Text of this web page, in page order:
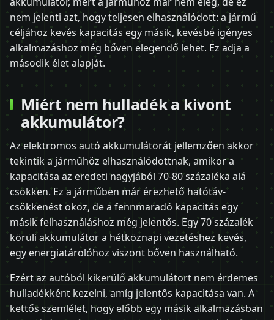
nem jelenti azt, hogy teljesen elhasználódott: a jármű
céljához kevés kapacitás egy másik, kevésbé igényes
alkalmazáshoz még bőven elegendő lehet. Ez adja a
második élet alapját.
Miért nem hulladék a kivont
akkumulátor?
Az elektromos autó akkumulátorát jellemzően akkor
tekintik a járműhöz elhasználódottnak, amikor a
kapacitása az eredeti nagyjából 70-80 százaléka alá
csökken. Ez a járműben már érezhető hatótáv-
csökkenést okoz, de a fennmaradó kapacitás egy
másik felhasználáshoz még jelentős. Egy 70 százalék
körüli akkumulátor a hétköznapi vezetéshez kevés,
egy energiatárolóhoz viszont bőven használható.
Ezért az autóból kikerülő akkumulátort nem érdemes
hulladékként kezelni, amíg jelentős kapacitása van. A
kettős szemlélet, hogy előbb egy másik alkalmazásban